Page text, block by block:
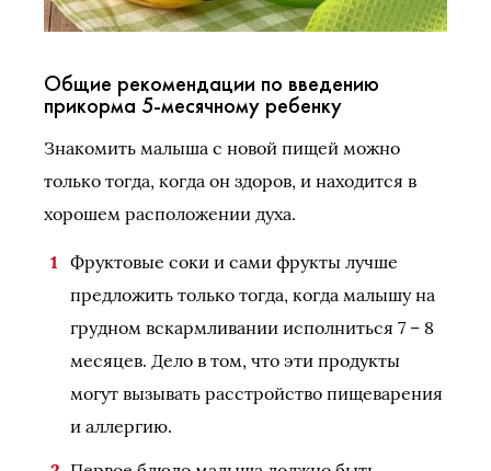
Общие рекомендации по введению
прикорма 5-месячному ребенку
Знакомить малыша с новой пищей можно
только тогда, когда он здоров, и находится в
хорошем расположении духа.
Фруктовые соки и сами фрукты лучше
предложить только тогда, когда малышу на
грудном вскармливании исполниться 7 – 8
месяцев. Дело в том, что эти продукты
могут вызывать расстройство пищеварения
и аллергию.